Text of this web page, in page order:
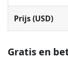
Prijs (USD)
Gratis en